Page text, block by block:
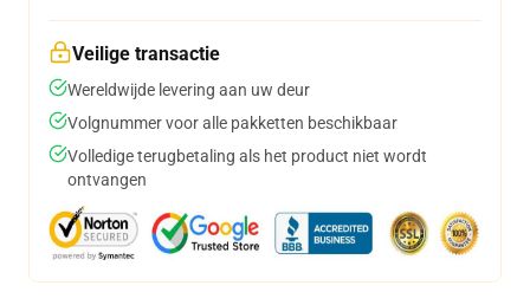
Veilige transactie
Wereldwijde levering aan uw deur
Volgnummer voor alle pakketten beschikbaar
Volledige terugbetaling als het product niet wordt
ontvangen